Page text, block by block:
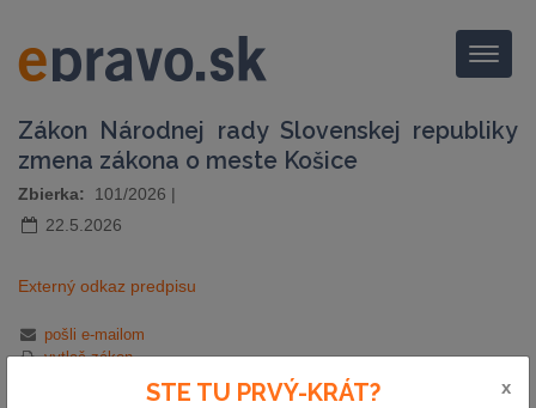
Menu
Zákon Národnej rady Slovenskej republiky
zmena zákona o meste Košice
Zbierka: 101/2026 |
22.5.2026
Externý odkaz predpisu
pošli e-mailom
vytlač zákon
STE TU PRVÝ-KRÁT? x